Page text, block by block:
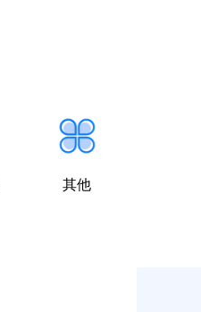
其他